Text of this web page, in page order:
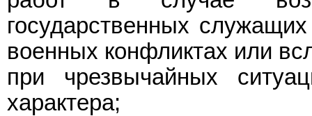
государственных
военных конфликтах или
при чрезвычайных
характера;